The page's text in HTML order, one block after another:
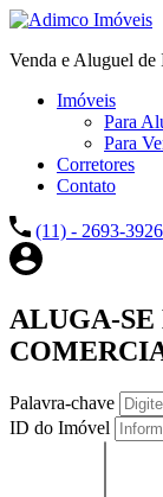
Venda e Aluguel de
Imóveis
Para
Para
Corretores
Contato
(11) - 2693-3926
ALUGA-
Palavra-chave
ID do Imóvel